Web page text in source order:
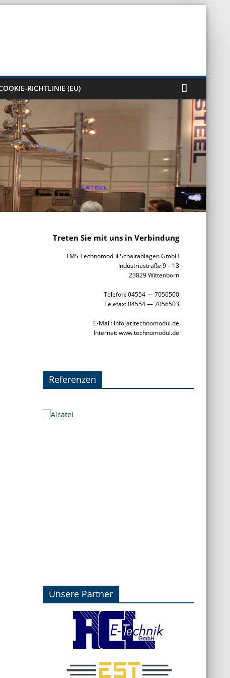
RICHTLINIE (EU)
Treten Sie mit uns in Verbindung
TMS Technomodul Schaltanlagen GmbH
Industriestraße 9 – 13
23829 Wittenborn
Telefon: 04554 — 7056500
Telefax: 04554 — 7056503
E-Mail: info[at]technomodul.de
Internet: www.technomodul.de
Referenzen
Unsere Partner